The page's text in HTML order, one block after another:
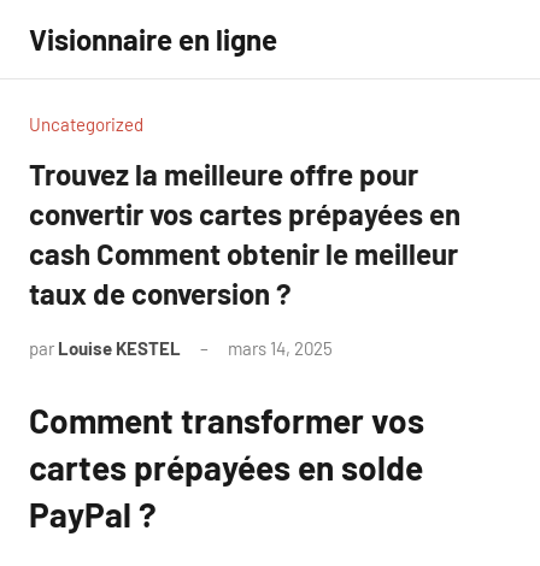
contenu
Visionnaire en ligne
Uncategorized
Trouvez la meilleure offre pour
convertir vos cartes prépayées en
cash Comment obtenir le meilleur
taux de conversion ?
par Louise KESTEL mars 14, 2025
Comment transformer vos
cartes prépayées en solde
PayPal ?